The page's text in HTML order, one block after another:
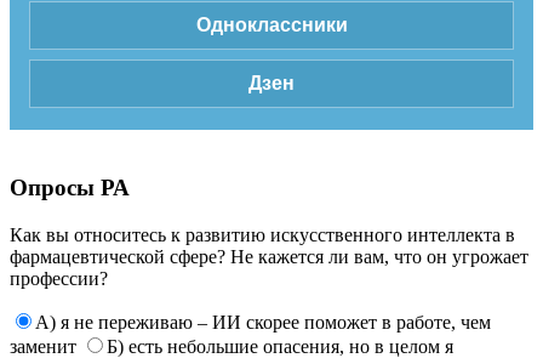
Одноклассники
Дзен
Опросы РА
Как вы относитесь к развитию искусственного интеллекта в
фармацевтической сфере? Не кажется ли вам, что он угрожает
профессии?
А) я не переживаю – ИИ скорее поможет в работе, чем
заменит
Б) есть небольшие опасения, но в целом я